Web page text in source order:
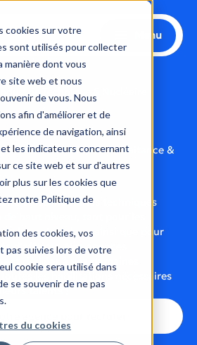
cookies sur votre
sont utilisés pour collecter
manière dont vous
site web et nous
de vous. Nous
afin d'améliorer et de
de navigation, ainsi
les indicateurs concernant
ce site web et sur d'autres
plus sur les cookies que
notre Politique de
des cookies, vos
pas suivies lors de votre
cookie sera utilisé dans
se souvenir de ne pas
du cookies
Menu
Industrie Technique & Nucléaire
nucléaire, Sous-traitance &
et les industries techniques
de haut niveau, tant pour les
les entreprises, ainsi que pour
d’affaires. Nos agences
dédiées à vos domaines
toutes les habilitations nécessaires
talents !